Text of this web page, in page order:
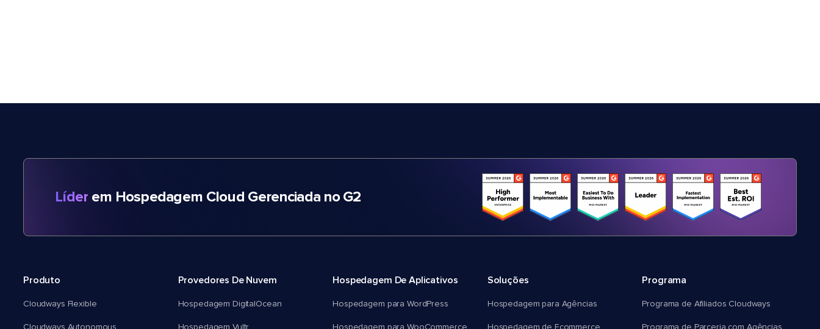
Líder em Hospedagem Cloud Gerenciada no G2
Produto
Cloudways Flexible
Provedores De Nuvem
Hospedagem DigitalOcean
Hospedagem De Aplicativos
Hospedagem para WordPress
Soluções
Hospedagem para Agências
Programa
Programa de Afiliados Cloudways